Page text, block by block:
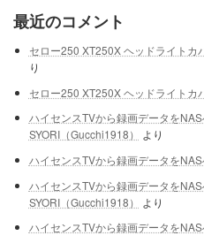
最近のコメント
セロー250 XT250X ヘッドライトカ
り
セロー250 XT250X ヘッドライトカ
ハイセンスTVから録画データを
SYORI（Gucchi1918）
より
ハイセンスTVから録画データを
ハイセンスTVから録画データを
SYORI（Gucchi1918）
より
ハイセンスTVから録画データを